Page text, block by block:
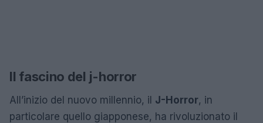
Il fascino del j-horror
All’inizio del nuovo millennio, il J-Horror, in
particolare quello giapponese, ha rivoluzionato il